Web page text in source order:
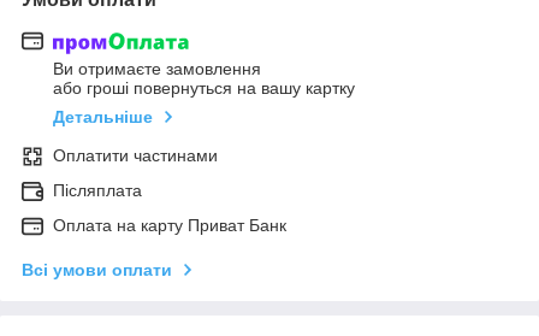
Ви отримаєте замовлення
або гроші повернуться на вашу картку
Детальніше
Оплатити частинами
Післяплата
Оплата на карту Приват Банк
Всі умови оплати